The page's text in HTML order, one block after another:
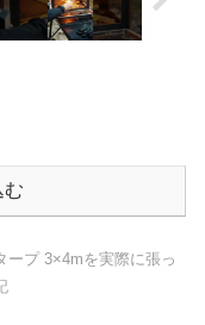
む
ープ 3×4mを実際に張っ